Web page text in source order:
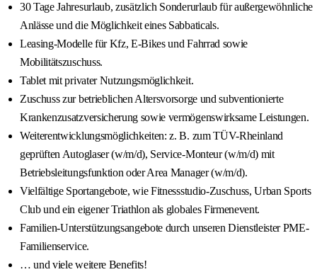
30 Tage Jahresurlaub, zusätzlich Sonderurlaub für außergewöhnliche
Anlässe und die Möglichkeit eines Sabbaticals.
Leasing-Modelle für Kfz, E-Bikes und Fahrrad sowie
Mobilitätszuschuss.
Tablet mit privater Nutzungsmöglichkeit.
Zuschuss zur betrieblichen Altersvorsorge und subventionierte
Krankenzusatzversicherung sowie vermögenswirksame Leistungen.
Weiterentwicklungsmöglichkeiten: z. B. zum TÜV-Rheinland
geprüften Autoglaser (w/m/d), Service-Monteur (w/m/d) mit
Betriebsleitungsfunktion oder Area Manager (w/m/d).
Vielfältige Sportangebote, wie Fitnessstudio-Zuschuss, Urban Sports
Club und ein eigener Triathlon als globales Firmenevent.
Familien-Unterstützungsangebote durch unseren Dienstleister PME-
Familienservice.
… und viele weitere Benefits!